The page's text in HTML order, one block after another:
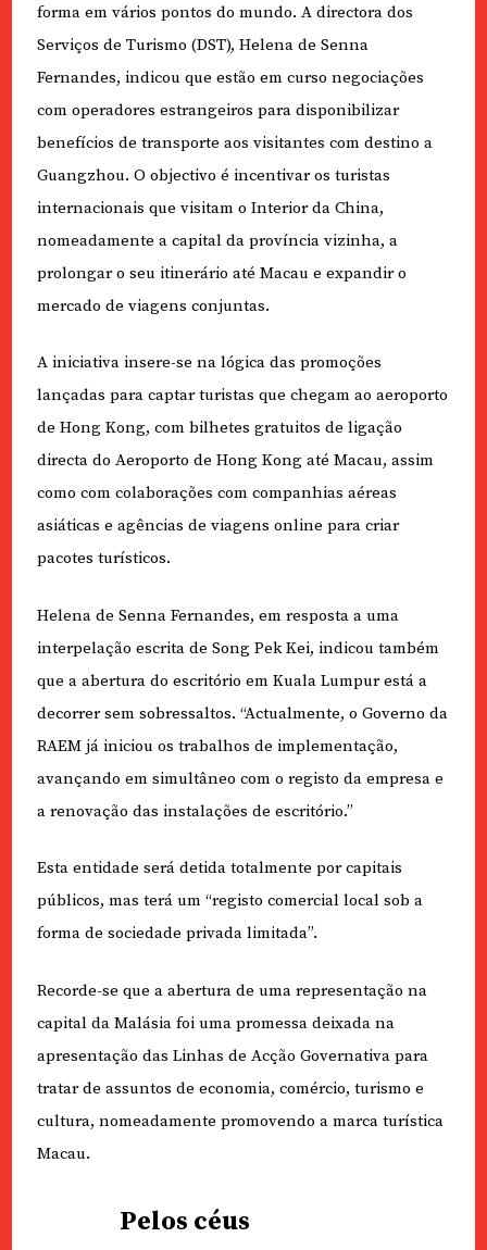
forma em vários pontos do mundo. A directora dos
Serviços de Turismo (DST), Helena de Senna
Fernandes, indicou que estão em curso negociações
com operadores estrangeiros para disponibilizar
benefícios de transporte aos visitantes com destino a
Guangzhou. O objectivo é incentivar os turistas
internacionais que visitam o Interior da China,
nomeadamente a capital da província vizinha, a
prolongar o seu itinerário até Macau e expandir o
mercado de viagens conjuntas.
A iniciativa insere-se na lógica das promoções
lançadas para captar turistas que chegam ao aeroporto
de Hong Kong, com bilhetes gratuitos de ligação
directa do Aeroporto de Hong Kong até Macau, assim
como com colaborações com companhias aéreas
asiáticas e agências de viagens online para criar
pacotes turísticos.
Helena de Senna Fernandes, em resposta a uma
interpelação escrita de Song Pek Kei, indicou também
que a abertura do escritório em Kuala Lumpur está a
decorrer sem sobressaltos. “Actualmente, o Governo da
RAEM já iniciou os trabalhos de implementação,
avançando em simultâneo com o registo da empresa e
a renovação das instalações de escritório.”
Esta entidade será detida totalmente por capitais
públicos, mas terá um “registo comercial local sob a
forma de sociedade privada limitada”.
Recorde-se que a abertura de uma representação na
capital da Malásia foi uma promessa deixada na
apresentação das Linhas de Acção Governativa para
tratar de assuntos de economia, comércio, turismo e
cultura, nomeadamente promovendo a marca turística
Macau.
Pelos céus